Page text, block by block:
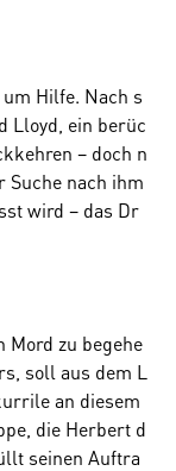
Hilfe. Nach s
Lloyd, ein berüc
– doch n
Suche nach ihm
wird – das Dr
Mord zu begehe
soll aus dem L
an diesem
die Herbert d
seinen Auftra